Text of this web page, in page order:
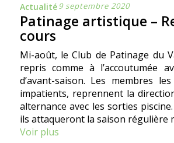
Actualité9 septembre 2020
Patinage artistique –
cours
Mi-août, le Club de Patinage du
repris comme à l’accoutumée
d’avant-saison. Les membres
impatients, reprennent la
alternance avec les sorties
ils attaqueront la saison régulière
Voir plus